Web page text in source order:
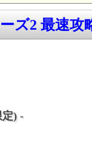
ズ2 最速攻
) -